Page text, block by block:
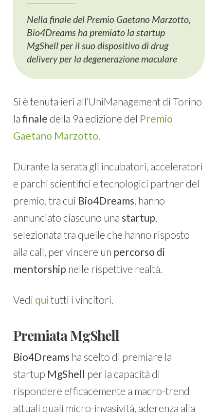
Nella finale del Premio Gaetano Marzotto,
Bio4Dreams ha premiato la startup
MgShell per il suo dispositivo di drug
delivery per la degenerazione maculare
Si è tenuta ieri all’UniManagement di Torino
la finale della 9a edizione del Premio
Gaetano Marzotto.
Durante la serata gli incubatori, acceleratori
e parchi scientifici e tecnologici partner del
premio, tra cui Bio4Dreams, hanno
annunciato ciascuno una startup,
selezionata tra quelle che hanno risposto
alla call, per vincere un percorso di
mentorship nelle rispettive realtà.
Vedi qui tutti i vincitori.
Premiata MgShell
Bio4Dreams ha scelto di premiare la
startup MgShell per la capacità di
rispondere efficacemente a macro-trend
attuali quali micro-invasività, aderenza alla